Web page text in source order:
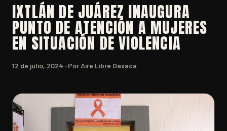
IXTLÁN DE JUÁREZ INAUGURA
PUNTO DE ATENCIÓN A MUJERES
EN SITUACIÓN DE VIOLENCIA
12 de julio, 2024 · Por Aire Libre Oaxaca